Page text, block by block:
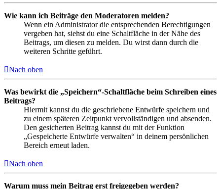
Wie kann ich Beiträge den Moderatoren melden?
Wenn ein Administrator die entsprechenden Berechtigungen
vergeben hat, siehst du eine Schaltfläche in der Nähe des
Beitrags, um diesen zu melden. Du wirst dann durch die
weiteren Schritte geführt.
Nach oben
Was bewirkt die „Speichern“-Schaltfläche beim Schreiben eines
Beitrags?
Hiermit kannst du die geschriebene Entwürfe speichern und
zu einem späteren Zeitpunkt vervollständigen und absenden.
Den gesicherten Beitrag kannst du mit der Funktion
„Gespeicherte Entwürfe verwalten“ in deinem persönlichen
Bereich erneut laden.
Nach oben
Warum muss mein Beitrag erst freigegeben werden?